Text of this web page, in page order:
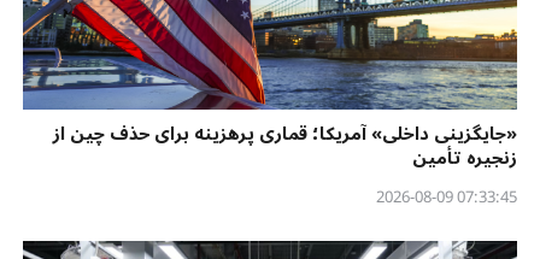
«جایگزینی داخلی» آمریکا؛ قماری پرهزینه برای حذف چین از
زنجیره تأمین
07:33:45 2026-08-09